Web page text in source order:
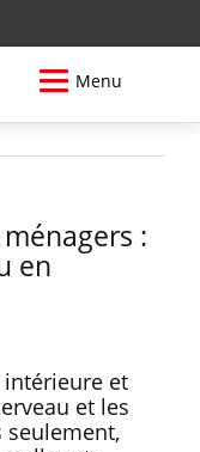
Menu
:
en
et
et les